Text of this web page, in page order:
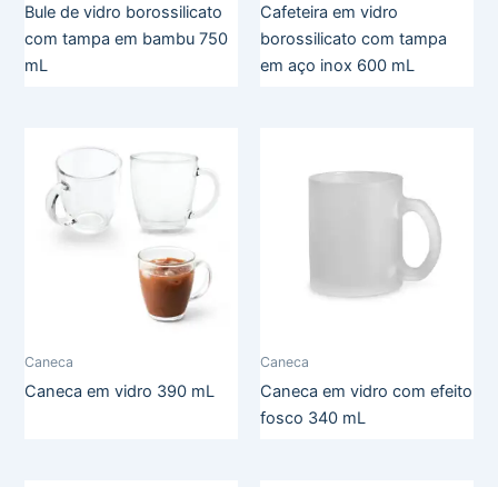
Bule de vidro borossilicato
com tampa em bambu 750
mL
Cafeteira em vidro
borossilicato com tampa
em aço inox 600 mL
Caneca
Caneca em vidro 390 mL
Caneca
Caneca em vidro com efeito
fosco 340 mL